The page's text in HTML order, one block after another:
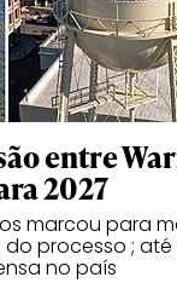
entre
2027
marcou para
processo ; até
no país